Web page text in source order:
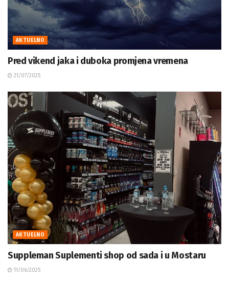
AKTUELNO
Pred vikend jaka i duboka promjena vremena
21/07/2025
AKTUELNO
Suppleman Suplementi shop od sada i u Mostaru
11/06/2025